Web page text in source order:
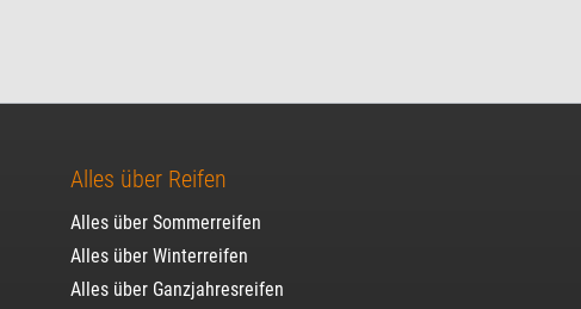
Alles über Reifen
Alles über Sommerreifen
Alles über Winterreifen
Alles über Ganzjahresreifen